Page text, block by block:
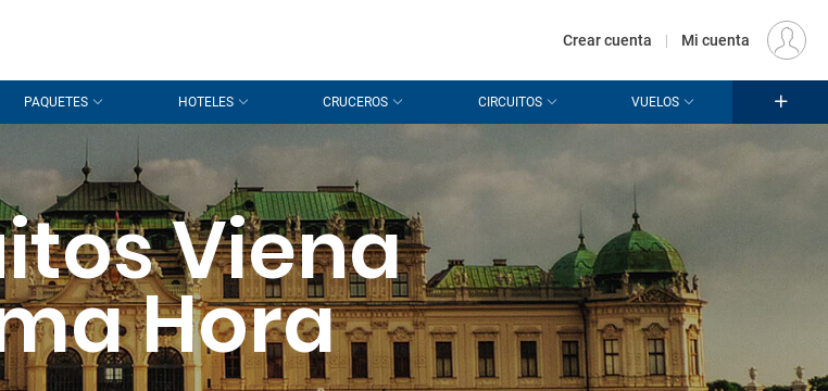
EUR
Crear cuenta | Mi cuenta
PAQUETES HOTELES CRUCEROS CIRCUITOS VUELOS
Viena
Hora